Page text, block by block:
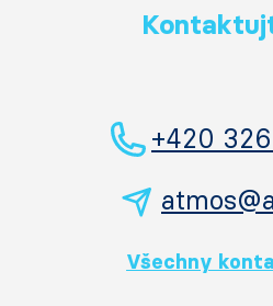
+420
Všechny